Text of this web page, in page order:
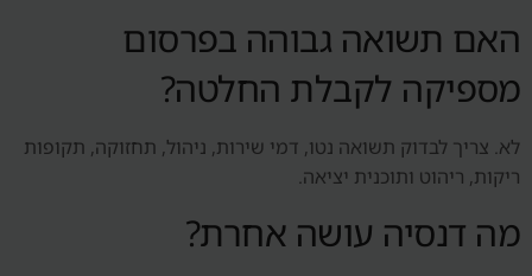
האם תשואה גבוהה בפרסום
מספיקה לקבלת החלטה?
לא. צריך לבדוק תשואה נטו, דמי שירות, ניהול, תחזוקה, תקופות
ריקות, ריהוט ותוכנית יציאה.
מה דנסיה עושה אחרת?